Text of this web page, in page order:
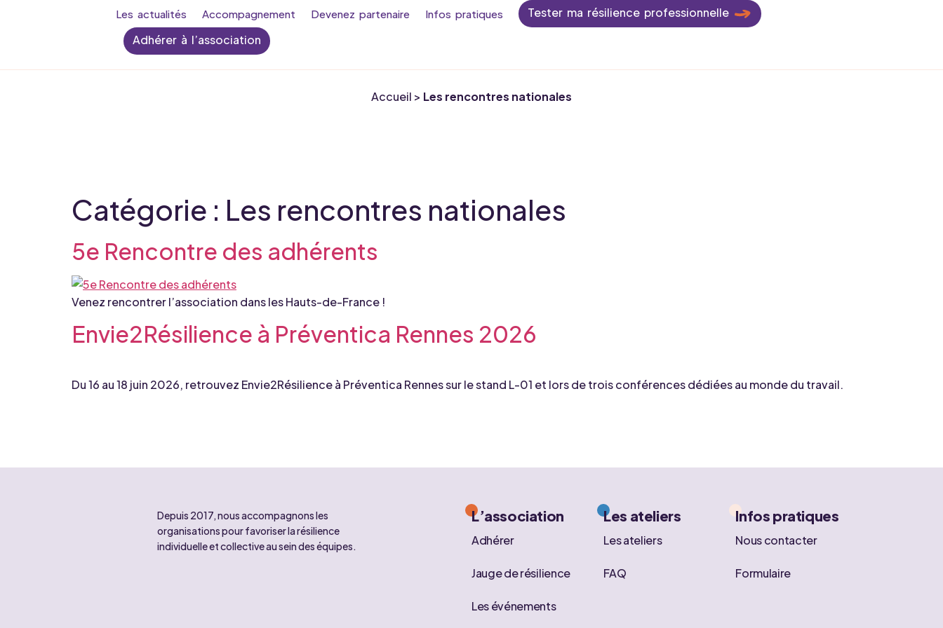
Les actualités Accompagnement Devenez partenaire Infos pratiques
Tester ma résilience professionnelle
Adhérer à l’association
Accueil > Les rencontres nationales
Catégorie : Les rencontres nationales
5e Rencontre des adhérents
Venez rencontrer l’association dans les Hauts-de-France !
Envie2Résilience à Préventica Rennes 2026
Du 16 au 18 juin 2026, retrouvez Envie2Résilience à Préventica Rennes sur le stand L-01 et lors de trois conférences dédiées au monde du travail.
Depuis 2017, nous accompagnons les
organisations pour favoriser la résilience
individuelle et collective au sein des équipes.
L’association
Adhérer
Jauge de résilience
Les événements
Les ateliers
Les ateliers
FAQ
Infos pratiques
Nous contacter
Formulaire